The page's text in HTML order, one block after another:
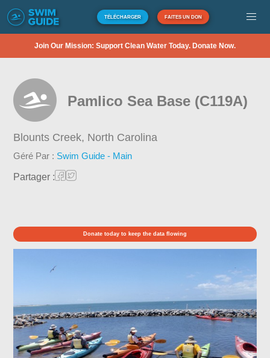
TÉLÉCHARGER FAITES UN DON
Join Our Mission: Support Clean Water Today. Donate Now.
Pamlico Sea Base (C119A)
Blounts Creek, North Carolina
Géré Par : Swim Guide - Main
Partager :
Donate today to keep the data flowing